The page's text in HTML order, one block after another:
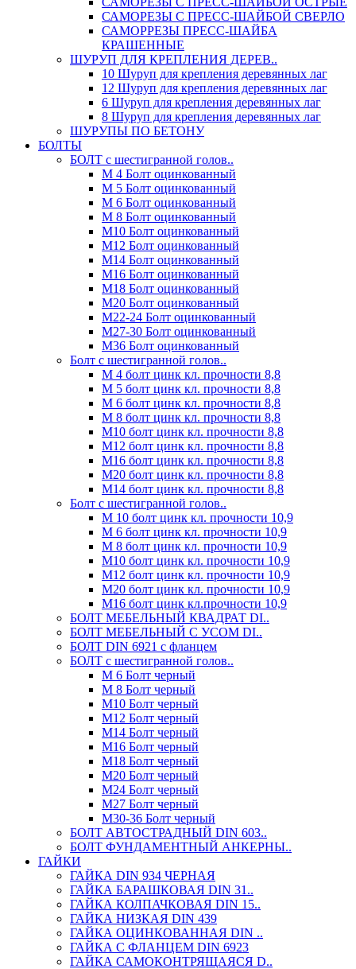
САМОРЕЗЫ С ПРЕСС-ШАЙБОЙ СВЕРЛО
САМОРРЕЗЫ ПРЕСС-ШАЙБА
КРАШЕННЫЕ
ШУРУП ДЛЯ КРЕПЛЕНИЯ ДЕРЕВ..
10 Шуруп для крепления деревянных лаг
12 Шуруп для крепления деревянных лаг
6 Шуруп для крепления деревянных лаг
8 Шуруп для крепления деревянных лаг
ШУРУПЫ ПО БЕТОНУ
БОЛТЫ
БОЛТ с шестигранной голов..
М 4 Болт оцинкованный
М 5 Болт оцинкованный
М 6 Болт оцинкованный
М 8 Болт оцинкованный
М10 Болт оцинкованный
М12 Болт оцинкованный
М14 Болт оцинкованный
М16 Болт оцинкованный
М18 Болт оцинкованный
М20 Болт оцинкованный
М22-24 Болт оцинкованный
М27-30 Болт оцинкованный
М36 Болт оцинкованный
Болт с шестигранной голов..
М 4 болт цинк кл. прочности 8,8
М 5 болт цинк кл. прочности 8,8
М 6 болт цинк кл. прочности 8,8
М 8 болт цинк кл. прочности 8,8
М10 болт цинк кл. прочности 8,8
М12 болт цинк кл. прочности 8,8
М16 болт цинк кл. прочности 8,8
М20 болт цинк кл. прочности 8,8
М14 болт цинк кл. прочности 8,8
Болт с шестигранной голов..
М 10 болт цинк кл. прочности 10,9
М 6 болт цинк кл. прочности 10,9
М 8 болт цинк кл. прочности 10,9
М10 болт цинк кл. прочности 10,9
М12 болт цинк кл. прочности 10,9
М20 болт цинк кл. прочности 10,9
М16 болт цинк кл.прочности 10,9
БОЛТ МЕБЕЛЬНЫЙ КВАДРАТ DI..
БОЛТ МЕБЕЛЬНЫЙ С УСОМ DI..
БОЛТ DIN 6921 c фланцем
БОЛТ с шестигранной голов..
М 6 Болт черный
М 8 Болт черный
М10 Болт черный
М12 Болт черный
М14 Болт черный
М16 Болт черный
М18 Болт черный
М20 Болт черный
М24 Болт черный
М27 Болт черный
М30-36 Болт черный
БОЛТ АВТОСТРАДНЫЙ DIN 603..
БОЛТ ФУНДАМЕНТНЫЙ АНКЕРНЫ..
ГАЙКИ
ГАЙКА DIN 934 ЧЕРНАЯ
ГАЙКА БАРАШКОВАЯ DIN 31..
ГАЙКА КОЛПАЧКОВАЯ DIN 15..
ГАЙКА НИЗКАЯ DIN 439
ГАЙКА ОЦИНКОВАННАЯ DIN ..
ГАЙКА С ФЛАНЦЕМ DIN 6923
ГАЙКА САМОКОНТРЯЩАЯСЯ D..